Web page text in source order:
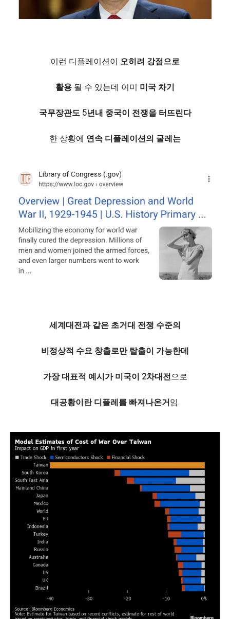
이런 디플레이션이 오히려 강점으로
활용 될 수 있는데 이미 미국 차기
국무장관도 5년내 중국이 전쟁을 터뜨린다
한 상황에 연속 디플레이션의 굴레는
세계대전과 같은 초거대 전쟁 수준의
비정상적 수요 창출로만 탈출이 가능한데
가장 대표적 예시가 미국이 2차대전으로
대공황이란 디플레를 빠져나온거임.